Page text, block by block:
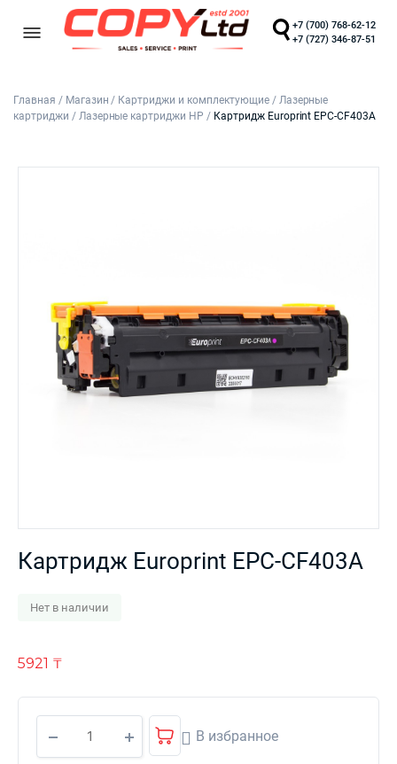
+7 (700) 768-62-12
+7 (727) 346-87-51
Главная / Магазин / Картриджи и комплектующие/ Лазерные
картриджи / Лазерные картриджи HP / Картридж Europrint EPC-CF403A
Картридж Europrint EPC-CF403A
Нет в наличии
5921 ₸
В избранное